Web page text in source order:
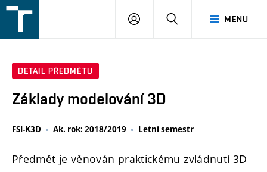
v
MENU
PŘIHLÁŠENÍ
DETAIL PŘEDMĚTU
Základy modelování 3D
FSI-K3D Ak. rok: 2018/2019 Letní semestr
Předmět je věnován praktickému zvládnutí 3D